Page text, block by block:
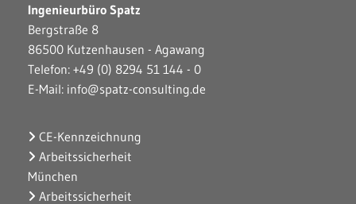
Ingenieurbüro Spatz
Bergstraße 8
86500 Kutzenhausen - Agawang
Telefon: +49 (0) 8294 51 144 - 0
E-Mail: info@spatz-consulting.de
 CE-Kennzeichnung
 Arbeitssicherheit
München
 Arbeitssicherheit